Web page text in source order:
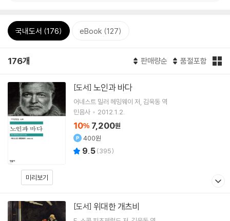
국내도서 (176) eBook (127)
176개 판매량순 품절포함
미리보기
[도서] 노인과 바다
어네스트 밀러 헤밍웨이 저 김욱동 역
민음사
2012.1.2.
10% 7,200원
400원
9.5(395)
[도서] 위대한 개츠비